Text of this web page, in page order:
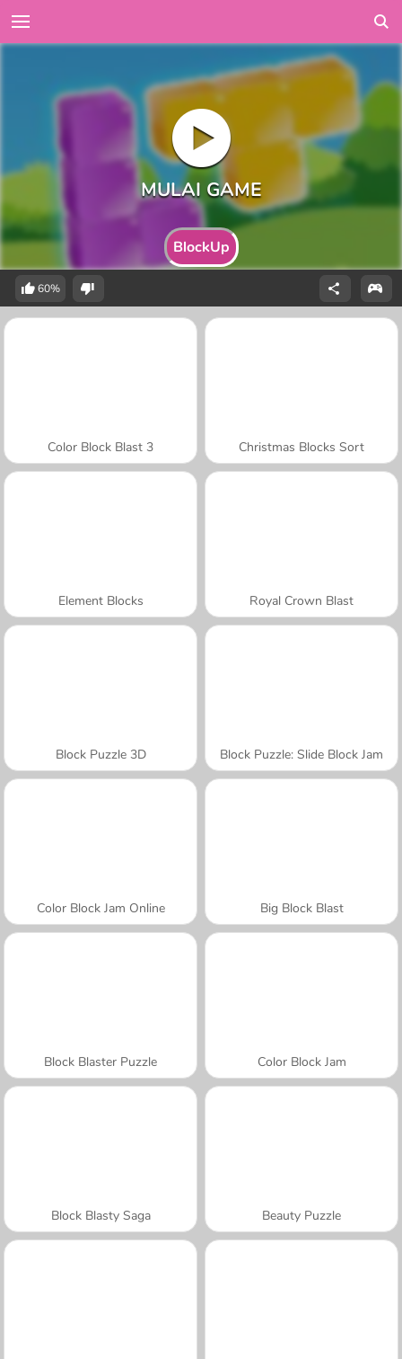
BlockUp
60%
Color Block Blast 3 Christmas Blocks Sort
Element Blocks Royal Crown Blast
Block Puzzle 3D Block Puzzle: Slide Block Jam
Color Block Jam Online Big Block Blast
Block Blaster Puzzle Color Block Jam
Block Blasty Saga Beauty Puzzle